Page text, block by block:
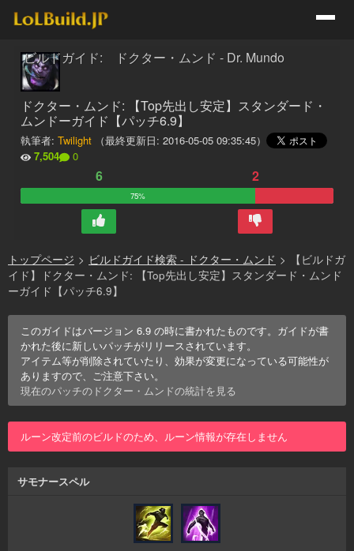
ビルドガイド: ドクター・ムンド - Dr. Mundo
ドクター・ムンド: 【Top先出し安定】スタンダード・
ムンドーガイド【パッチ6.9】
執筆者: Twilight （最終更新日: 2016-05-05 09:35:45）
7,504
0
6 2
75%
トップページ > ビルドガイド検索 - ドクター・ムンド >
【ビルドガ
イド】ドクター・ムンド: 【Top先出し安定】スタンダード・ムンド
ーガイド【パッチ6.9】
このガイドはバージョン6.9 の時に書かれたものです。ガイドが書
かれた後に新しいパッチがリリースされています。
アイテム等が削除されていたり、効果が変更になっている可能性が
ありますので、ご注意下さい。
現在のパッチの ドクター・ムンドの統計を見る
ルーン改定前のビルドのため、ルーン情報が存在しません
サモナースペル